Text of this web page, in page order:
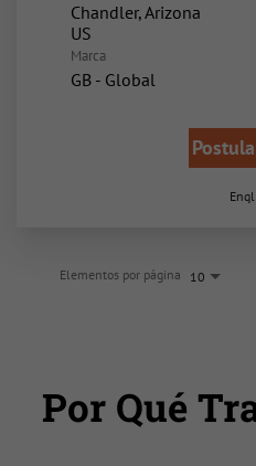
Chandler, Arizona
Marca
GB - Global
Elementos por página 10
Por Qué